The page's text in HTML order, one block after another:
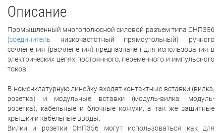
Описание
Промышленный многополюсной силовой разъем типа СНП356
(соединитель низкочастотный прямоугольный) ручного
сочленения (расчленения) предназначен для использования в
электрических цепях постоянного, переменного и импульсного
токов.
В номенклатурную линейку входят контактные вставки (вилка,
розетка) и модульные вставки (модуль-вилка, модуль-
розетка), кабельные и блочные кожухи, а так же защитные
крышки и кабельные вводы.
Вилки и розетки СНП356 могут использоваться как для